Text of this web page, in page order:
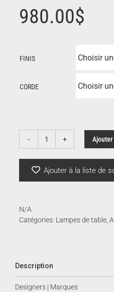
980.00$
FINIS
CORDE
quantité
01
Fils
Ajouter
Ajouter à la liste de
N/A
Catégories: Lampes de table,
Description
Designers | Marques